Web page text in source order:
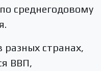
среднегодовому
странах,
ВВП,